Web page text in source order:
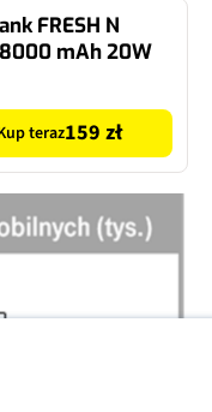
FRESH N
mAh 20W
teraz159 zł